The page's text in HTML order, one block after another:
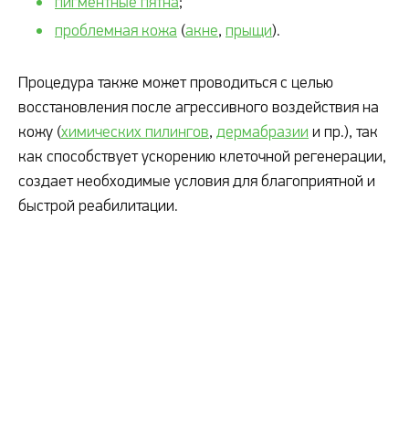
проблемная кожа (акне, прыщи).
Процедура также может проводиться с целью
восстановления после агрессивного воздействия на
кожу (химических пилингов, дермабразии и пр.), так
как способствует ускорению клеточной регенерации,
создает необходимые условия для благоприятной и
быстрой реабилитации.